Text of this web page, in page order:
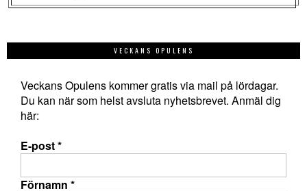
VECKANS OPULENS
Veckans Opulens kommer gratis via mail på lördagar.
Du kan när som helst avsluta nyhetsbrevet. Anmäl dig
här:
E-post*
Förnamn *